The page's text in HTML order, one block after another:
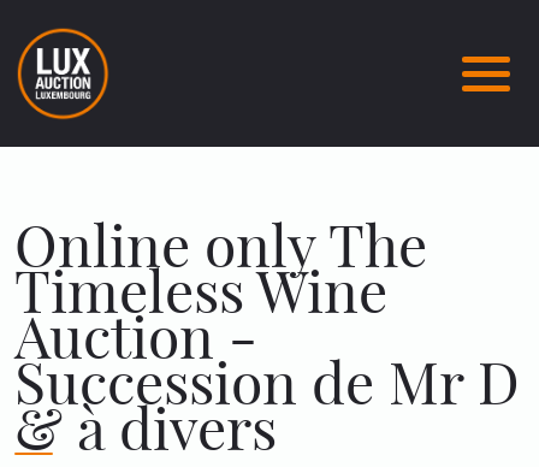
Online only The
Timeless Wine
Auction -
Succession de Mr D
& à divers